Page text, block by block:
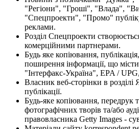
"Регіони", "Гроші", "Влада",
"Спецпроекти", "Промо"
реклами.
Розділ Спецпроекти
комерційними партнерами.
Будь яке копіювання,
поширення інформації, що
"Інтерфакс-Україна", EPA /
Власник веб-сторінки в
публікації.
Будь-яке копіювання, передрук
фотографічних творів та/або
правовласника Getty Images -